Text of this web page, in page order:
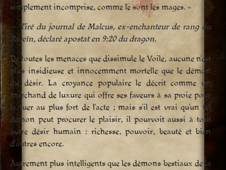
simplement incomprise, comme le sont les mages. »
— Tiré du journal de Malcus, ex-enchanteur de rang du
Riveïn, déclaré apostat en 9:20 du dragon.
De toutes les menaces que dissimule le Voile, aucune n’est
plus insidieuse et innocemment mortelle que le démon
du désir. La croyance populaire le décrit comme un
marchand de luxure qui offre ses faveurs à sa proie pour
la tuer au plus fort de l’acte ; mais s’il est vrai qu’un tel
démon peut procurer le plaisir, il pourvoit aussi à tout
autre désir humain : richesse, pouvoir, beauté et bien
d’autres encore.
Autrement plus intelligents que les démons bestiaux de la